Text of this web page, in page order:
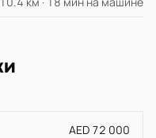
AED 72 000